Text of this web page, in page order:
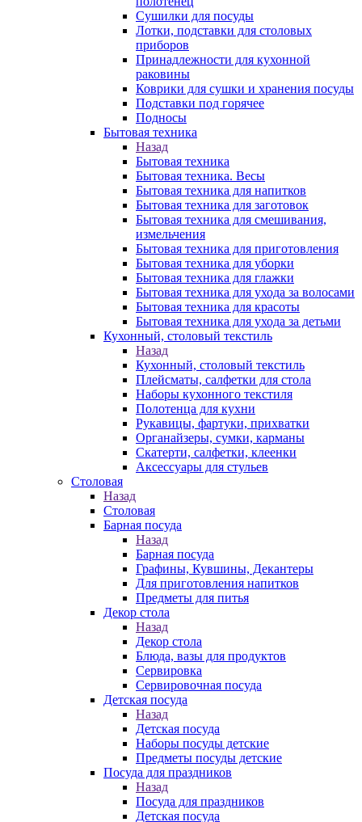
Сушилки для посуды
Лотки, подставки для столовых
приборов
Принадлежности для кухонной
раковины
Коврики для сушки и хранения посуды
Подставки под горячее
Подносы
Бытовая техника
Назад
Бытовая техника
Бытовая техника. Весы
Бытовая техника для напитков
Бытовая техника для заготовок
Бытовая техника для смешивания,
измельчения
Бытовая техника для приготовления
Бытовая техника для уборки
Бытовая техника для глажки
Бытовая техника для ухода за волосами
Бытовая техника для красоты
Бытовая техника для ухода за детьми
Кухонный, столовый текстиль
Назад
Кухонный, столовый текстиль
Плейсматы, салфетки для стола
Наборы кухонного текстиля
Полотенца для кухни
Рукавицы, фартуки, прихватки
Органайзеры, сумки, карманы
Скатерти, салфетки, клеенки
Аксессуары для стульев
Столовая
Назад
Столовая
Барная посуда
Назад
Барная посуда
Графины, Кувшины, Декантеры
Для приготовления напитков
Предметы для питья
Декор стола
Назад
Декор стола
Блюда, вазы для продуктов
Сервировка
Сервировочная посуда
Детская посуда
Назад
Детская посуда
Наборы посуды детские
Предметы посуды детские
Посуда для праздников
Назад
Посуда для праздников
Детская посуда